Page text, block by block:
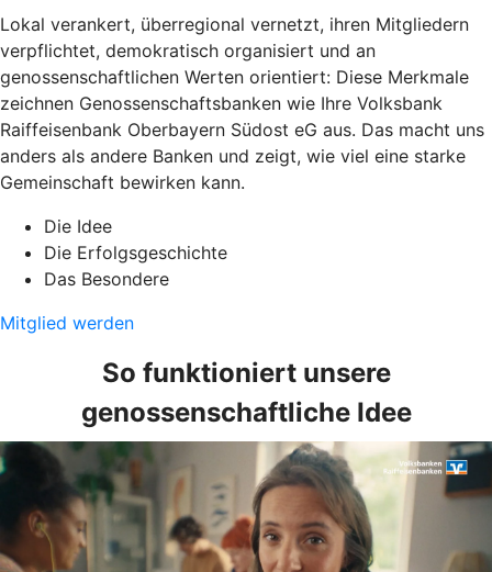
Lokal verankert, überregional vernetzt, ihren Mitgliedern
verpflichtet, demokratisch organisiert und an
genossenschaftlichen Werten orientiert: Diese Merkmale
zeichnen Genossenschaftsbanken wie Ihre Volksbank
Raiffeisenbank Oberbayern Südost eG aus. Das macht uns
anders als andere Banken und zeigt, wie viel eine starke
Gemeinschaft bewirken kann.
Die Idee
Die Erfolgsgeschichte
Das Besondere
Mitglied werden
So funktioniert unsere
genossenschaftliche Idee